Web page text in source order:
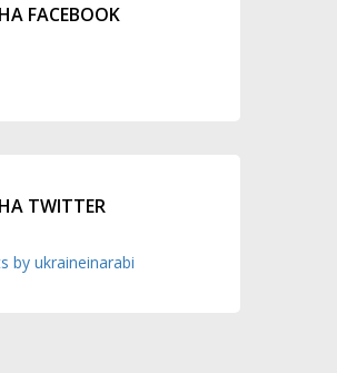
FACEBOOK
TWITTER
by ukraineinarabi